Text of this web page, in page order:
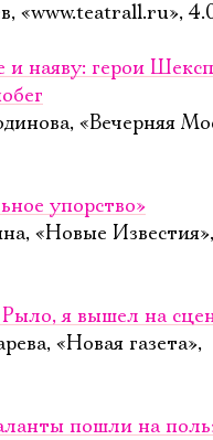
«www.teatrall.ru»,
и наяву: герои
«Вечерняя
упорство»
«Новые Известия»,
Рыло, я вышел на
«Новая газета»,
пошли на